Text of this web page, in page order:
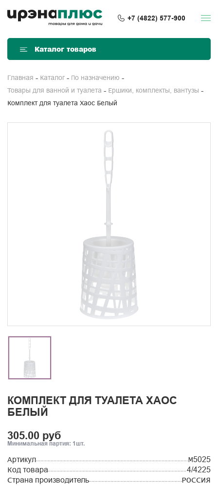
+7 (4822) 577-900
Каталог товаров
Главная Каталог По назначению
Товары для ванной и туалета
Ершики, комплекты, вантузы
Комплект для туалета Хаос Белый
КОМПЛЕКТ ДЛЯ ТУАЛЕТА ХАОС
БЕЛЫЙ
305.00 руб
Минимальная партия: 1шт.
Артикул
М5025
Код товара
4/4225
Страна производитель
РОССИЯ